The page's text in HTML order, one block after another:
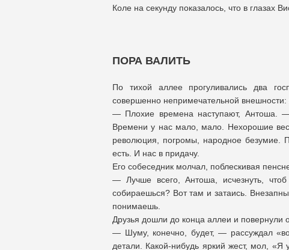
Коле на секунду показалось, что в глазах
ПОРА ВАЛИТЬ
По тихой аллее прогуливались два
совершенно непримечательной внешности:
— Плохие времена наступают, Антоша.
Времени у нас мало, мало. Нехорошие
революция, погромы, народное безумие.
есть. И нас в придачу.
Его собеседник молчал, поблескивая
— Лучше всего, Антоша, исчезнуть,
собираешься? Вот там и затаись.
понимаешь.
Друзья дошли до конца аллеи и повернули
— Шуму, конечно, будет, — рассуждал
детали. Какой-нибудь яркий жест, мол,